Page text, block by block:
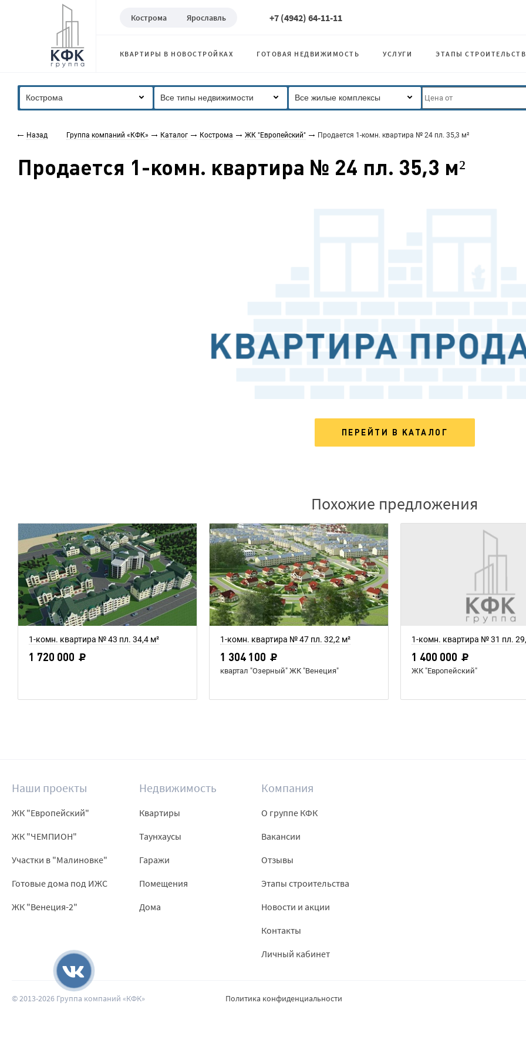
Кострома Ярославль +7 (4942) 64-11-11
КВАРТИРЫ В НОВОСТРОЙКАХ ГОТОВАЯ НЕДВИЖИМОСТЬ УСЛУГИ ЭТАПЫ
Кострома Все типы недвижимости Все жилые комплексы
Назад Группа компаний «КФК» Каталог Кострома ЖК "Европейский" Продается 1-комн. квартира № 24 пл. 35,3 м²
Продается 1-комн. квартира № 24 пл. 35,3 м²
ПЕРЕЙТИ В КАТАЛОГ
Похожие предложения
1-комн. квартира № 43 пл. 34,4 м²
1 720 000
1-комн. квартира № 47 пл. 32,2 м²
1 304 100
квартал "Озерный" ЖК "Венеция"
1-комн. квартира № 31 пл.
1 400 000
ЖК "Европейский"
Наши проекты
ЖК "Европейский"
ЖК "ЧЕМПИОН"
Участки в "Малиновке"
Готовые дома под ИЖС
ЖК "Венеция-2"
Недвижимость
Квартиры
Таунхаусы
Гаражи
Помещения
Дома
Компания
О группе КФК
Вакансии
Отзывы
Этапы строительства
Новости и акции
Контакты
Личный кабинет
© 2013-2026 Группа компаний «КФК» Политика конфиденциальности